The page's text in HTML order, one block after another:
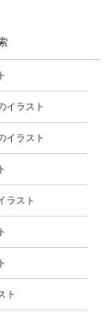
イラスト
イラスト
ラスト
ト